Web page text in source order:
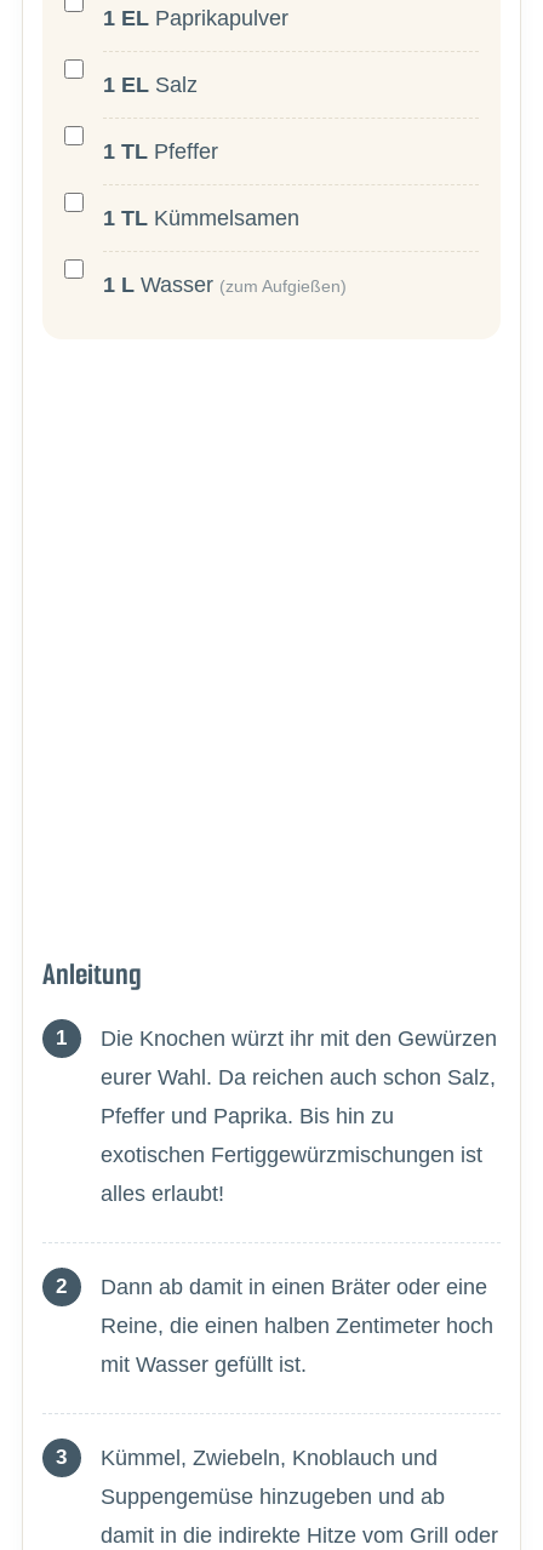
1 EL Paprikapulver
1 EL Salz
1 TL Pfeffer
1 TL Kümmelsamen
1 L Wasser (zum Aufgießen)
Anleitung
Die Knochen würzt ihr mit den Gewürzen
eurer Wahl. Da reichen auch schon Salz,
Pfeffer und Paprika. Bis hin zu
exotischen Fertiggewürzmischungen ist
alles erlaubt!
Dann ab damit in einen Bräter oder eine
Reine, die einen halben Zentimeter hoch
mit Wasser gefüllt ist.
Kümmel, Zwiebeln, Knoblauch und
Suppengemüse hinzugeben und ab
damit in die indirekte Hitze vom Grill oder